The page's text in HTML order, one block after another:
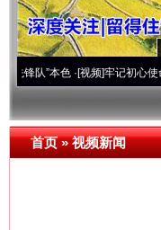
·[视频]牢记初心使命 奋进复
首页»视频新闻